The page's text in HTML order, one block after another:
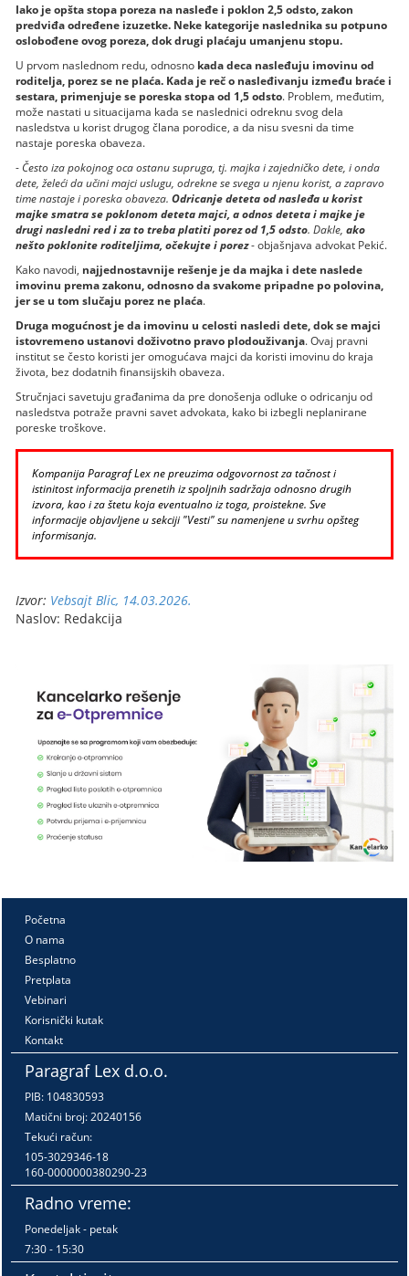
Iako je opšta stopa poreza na nasleđe i poklon 2,5 odsto, zakon
predviđa određene izuzetke. Neke kategorije naslednika su potpuno
oslobođene ovog poreza, dok drugi plaćaju umanjenu stopu.
U prvom naslednom redu, odnosno kada deca nasleđuju imovinu od
roditelja, porez se ne plaća. Kada je reč o nasleđivanju između braće i
sestara, primenjuje se poreska stopa od 1,5 odsto. Problem, međutim,
može nastati u situacijama kada se naslednici odreknu svog dela
nasledstva u korist drugog člana porodice, a da nisu svesni da time
nastaje poreska obaveza.
- Često iza pokojnog oca ostanu supruga, tj. majka i zajedničko dete, i onda
dete, želeći da učini majci uslugu, odrekne se svega u njenu korist, a zapravo
time nastaje i poreska obaveza.Odricanje deteta od nasleđa u korist
majke smatra se poklonom deteta majci, a odnos deteta i majke je
drugi nasledni red i za to treba platiti porez od 1,5 odsto. Dakle,ako
nešto poklonite roditeljima, očekujte i porez- objašnjava advokat Pekić.
Kako navodi, najjednostavnije rešenje je da majka i dete naslede
imovinu prema zakonu, odnosno da svakome pripadne po polovina,
jer se u tom slučaju porez ne plaća.
Druga mogućnost je da imovinu u celosti nasledi dete, dok se majci
istovremeno ustanovi doživotno pravo plodouživanja. Ovaj pravni
institut se često koristi jer omogućava majci da koristi imovinu do kraja
života, bez dodatnih finansijskih obaveza.
Stručnjaci savetuju građanima da pre donošenja odluke o odricanju od
nasledstva potraže pravni savet advokata, kako bi izbegli neplanirane
poreske troškove.
Kompanija Paragraf Lex ne preuzima odgovornost za tačnost i
istinitost informacija prenetih iz spoljnih sadržaja odnosno drugih
izvora, kao i za štetu koja eventualno iz toga, proistekne. Sve
informacije objavljene u sekciji "Vesti" su namenjene u svrhu opšteg
informisanja.
Izvor: Vebsajt Blic, 14.03.2026.
Naslov: Redakcija
Početna
O nama
Besplatno
Pretplata
Vebinari
Korisnički kutak
Kontakt
Paragraf Lex d.o.o.
PIB: 104830593
Matični broj: 20240156
Tekući račun:
105-3029346-18
160-0000000380290-23
Radno vreme:
Ponedeljak - petak
7:30 - 15:30